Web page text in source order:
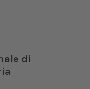
di